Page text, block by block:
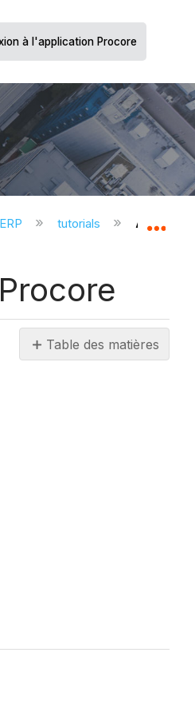
à l'application Procore
tutorials Archiver
Table des matières
Pas